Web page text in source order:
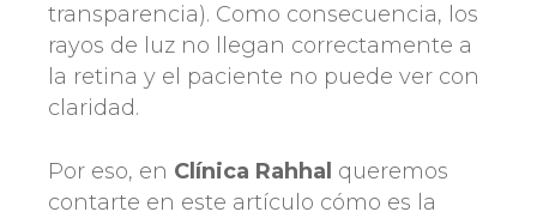
transparencia). Como consecuencia, los
rayos de luz no llegan correctamente a
la retina y el paciente no puede ver con
claridad.
Por eso, en Clínica Rahhal queremos
contarte en este artículo cómo es la